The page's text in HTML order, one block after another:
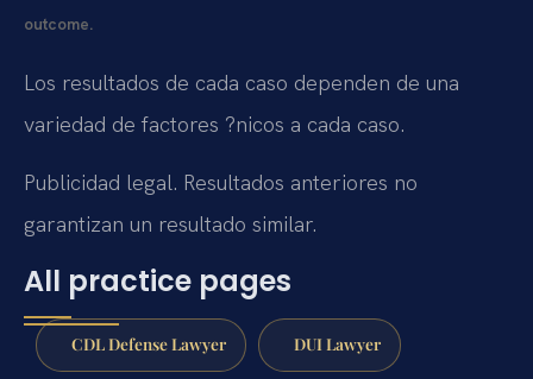
outcome.
Los resultados de cada caso dependen de una
variedad de factores ?nicos a cada caso.
Publicidad legal. Resultados anteriores no
garantizan un resultado similar.
All practice pages
CDL Defense Lawyer DUI Lawyer